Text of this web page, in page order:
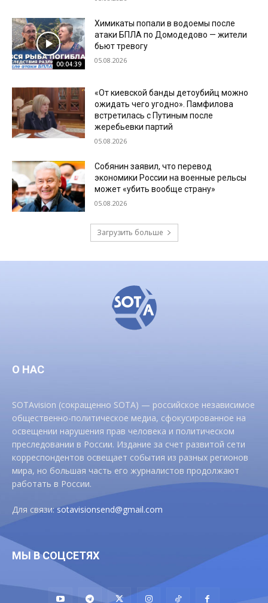
00:04:39
Химикаты попали в водоемы после
атаки БПЛА по Домодедово — жители
бьют тревогу
05.08.2026
«От киевской банды детоубийц можно
ожидать чего угодно». Памфилова
встретилась с Путиным после
жеребьевки партий
05.08.2026
Собянин заявил, что перевод
экономики России на военные рельсы
может «убить вообще страну»
05.08.2026
Загрузить больше
О НАС
SOTAvision (сокращенно SOTA) — российское независимое
общественно-политическое медиа, сфокусированное на
освещении нарушения прав человека и политическом
преследовании в России. Издание за счет развитой сети
корреспондентов освещает события из разных регионов
мира, но большая часть его журналистов продолжают
работать в России.
Для связи:sotavisionsend@gmail.com
МЫ В СОЦСЕТЯХ